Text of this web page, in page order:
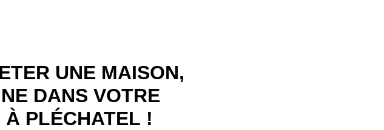
UNE MAISON,
DANS VOTRE
PLÉCHATEL !